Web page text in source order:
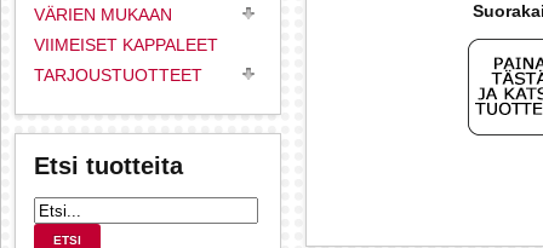
VÄRIEN MUKAAN
VIIMEISET KAPPALEET
TARJOUSTUOTTEET
Etsi tuotteita